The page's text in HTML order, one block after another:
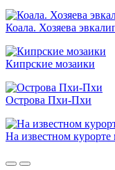
Коала. Хозяева
Кипрские мозаики
Острова Пхи-Пхи
На известном